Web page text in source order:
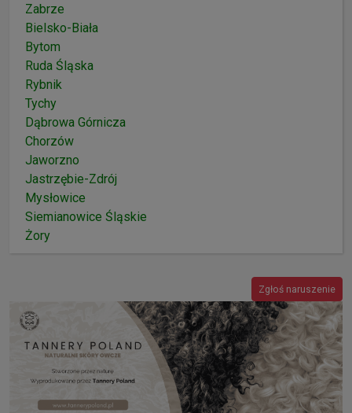
Zabrze
Bielsko-Biała
Bytom
Ruda Śląska
Rybnik
Tychy
Dąbrowa Górnicza
Chorzów
Jaworzno
Jastrzębie-Zdrój
Mysłowice
Siemianowice Śląskie
Żory
Zgłoś naruszenie